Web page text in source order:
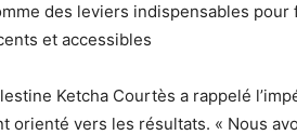
des leviers indispensables pour
et accessibles
Ketcha Courtès a rappelé
orienté vers les résultats. « Nous